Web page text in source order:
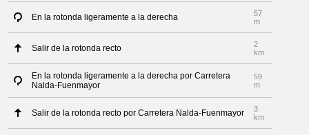
En la rotonda ligeramente a la derecha
57
m
Salir de la rotonda recto
2
km
En la rotonda ligeramente a la derecha por Carretera
Nalda-Fuenmayor
59
m
Salir de la rotonda recto por Carretera Nalda-Fuenmayor
3
km